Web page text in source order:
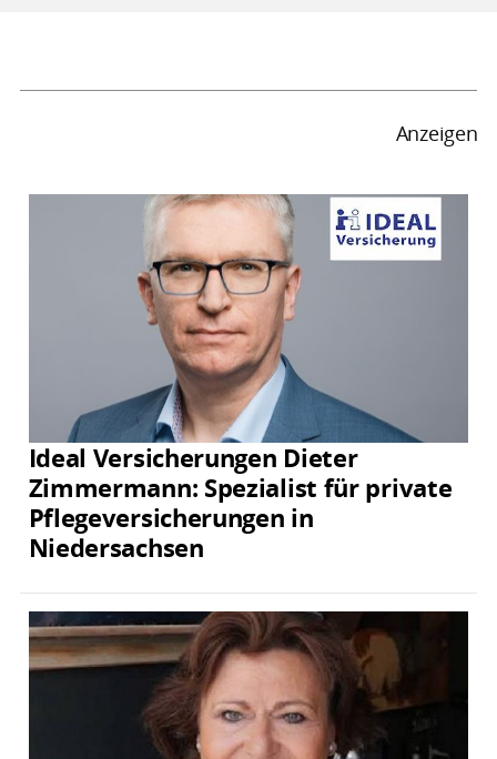
Anzeigen
Ideal Versicherungen Dieter
Zimmermann: Spezialist für private
Pflegeversicherungen in
Niedersachsen